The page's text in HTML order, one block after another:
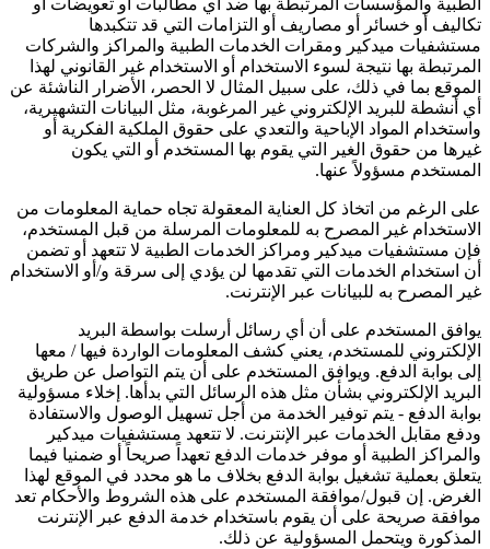
الطبية والمؤسسات المرتبطة بها ضد أي مطالبات أو تعويضات أو
تكاليف أو خسائر أو مصاريف أو التزامات التي قد تتكبدها
مستشفيات ميدكير ومقرات الخدمات الطبية والمراكز والشركات
المرتبطة بها نتيجة لسوء الاستخدام أو الاستخدام غير القانوني لهذا
الموقع بما في ذلك، على سبيل المثال لا الحصر، الأضرار الناشئة عن
أي أنشطة للبريد الإلكتروني غير المرغوبة، مثل البيانات التشهيرية،
واستخدام المواد الإباحية والتعدي على حقوق الملكية الفكرية أو
غيرها من حقوق الغير التي يقوم بها المستخدم أو التي يكون
المستخدم مسؤولاً عنها.
على الرغم من اتخاذ كل العناية المعقولة تجاه حماية المعلومات من
الاستخدام غير المصرح به للمعلومات المرسلة من قبل المستخدم،
فإن مستشفيات ميدكير ومراكز الخدمات الطبية لا تتعهد أو تضمن
أن استخدام الخدمات التي تقدمها لن يؤدي إلى سرقة و/أو الاستخدام
غير المصرح به للبيانات عبر الإنترنت.
يوافق المستخدم على أن أي رسائل أرسلت بواسطة البريد
الإلكتروني للمستخدم، يعني كشف المعلومات الواردة فيها / معها
إلى بوابة الدفع. ويوافق المستخدم على أن يتم التواصل عن طريق
البريد الإلكتروني بشأن مثل هذه الرسائل التي بدأها. إخلاء مسؤولية
بوابة الدفع - يتم توفير الخدمة من أجل تسهيل الوصول والاستفادة
ودفع مقابل الخدمات عبر الإنترنت. لا تتعهد مستشفيات ميدكير
والمراكز الطبية أو موفر خدمات الدفع تعهداً صريحاً أو ضمنيا فيما
يتعلق بعملية تشغيل بوابة الدفع بخلاف ما هو محدد في الموقع لهذا
الغرض. إن قبول/موافقة المستخدم على هذه الشروط والأحكام تعد
موافقة صريحة على أن يقوم باستخدام خدمة الدفع عبر الإنترنت
المذكورة ويتحمل المسؤولية عن ذلك.